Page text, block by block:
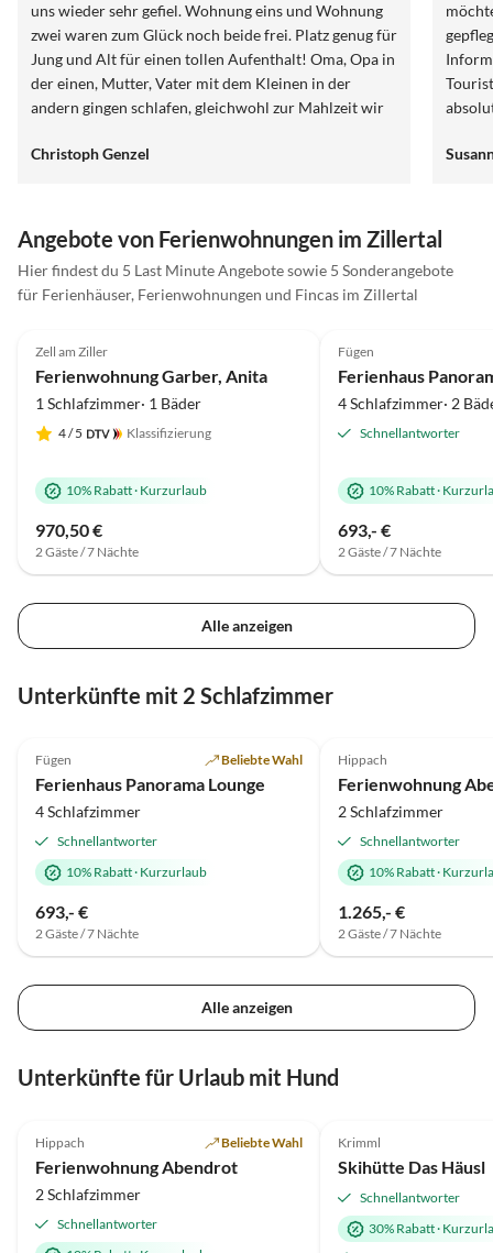
uns wieder sehr gefiel. Wohnung eins und Wohnung
zwei waren zum Glück noch beide frei. Platz genug für
Jung und Alt für einen tollen Aufenthalt! Oma, Opa in
der einen, Mutter, Vater mit dem Kleinen in der
andern gingen schlafen, gleichwohl zur Mahlzeit wir
dem gefiel das sehr. Diesmal gings nicht hoch zum
gefunden. Mal Oma/Opa, dann die andern, so konnten
alle auch mal wandern. Kurzum, der Urlaub war sehr
schön, wir freuen uns aufs Wiedersehn!
Christoph Genzel
Angebote von Ferienwohnungen im Zillertal
Hier findest du 5 Last Minute Angebote sowie 5 Sonderangebote
für Ferienhäuser, Ferienwohnungen und Fincas im Zillertal
Zell am Ziller
Ferienwohnung Garber, Anita
1 Schlafzimmer· 1 Bäder
4/ 5 Klassifizierung
10% Rabatt· Kurzurlaub
970,50 €
2 Gäste / 7 Nächte
Virtuelle
Tour
Super-Gastgeber
Fügen
Ferienhaus
4 Schlafzimmer· 2
Schnellantworter
10% Rabatt·
693,- €
2 Gäste / 7 Nächte
Alle anzeigen
Unterkünfte mit 2 Schlafzimmer
Tour
Super-Gastgeber
Fügen Beliebte Wahl
Ferienhaus Panorama Lounge
4 Schlafzimmer
Schnellantworter
10% Rabatt· Kurzurlaub
693,- €
2 Gäste / 7 Nächte
Hippach
Ferienwohnung
2 Schlafzimmer
Schnellantworter
10% Rabatt·
1.265,- €
2 Gäste / 7 Nächte
Alle anzeigen
Unterkünfte für Urlaub mit Hund
Hippach Beliebte Wahl
Ferienwohnung Abendrot
2 Schlafzimmer
Schnellantworter
Krimml
Skihütte Das Häusl
Schnellantworter
30% Rabatt·